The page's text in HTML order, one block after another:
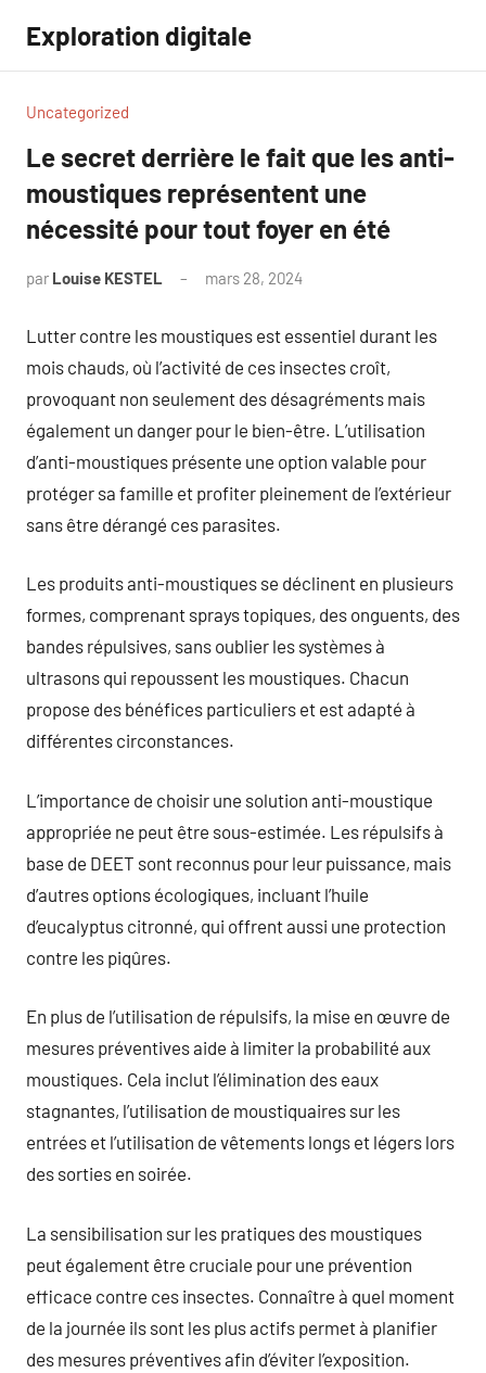
contenu
Exploration digitale
Uncategorized
Le secret derrière le fait que les anti-
moustiques représentent une
nécessité pour tout foyer en été
par Louise KESTEL mars 28, 2024
Lutter contre les moustiques est essentiel durant les
mois chauds, où l’activité de ces insectes croît,
provoquant non seulement des désagréments mais
également un danger pour le bien-être. L’utilisation
d’anti-moustiques présente une option valable pour
protéger sa famille et profiter pleinement de l’extérieur
sans être dérangé ces parasites.
Les produits anti-moustiques se déclinent en plusieurs
formes, comprenant sprays topiques, des onguents, des
bandes répulsives, sans oublier les systèmes à
ultrasons qui repoussent les moustiques. Chacun
propose des bénéfices particuliers et est adapté à
différentes circonstances.
L’importance de choisir une solution anti-moustique
appropriée ne peut être sous-estimée. Les répulsifs à
base de DEET sont reconnus pour leur puissance, mais
d’autres options écologiques, incluant l’huile
d’eucalyptus citronné, qui offrent aussi une protection
contre les piqûres.
En plus de l’utilisation de répulsifs, la mise en œuvre de
mesures préventives aide à limiter la probabilité aux
moustiques. Cela inclut l’élimination des eaux
stagnantes, l’utilisation de moustiquaires sur les
entrées et l’utilisation de vêtements longs et légers lors
des sorties en soirée.
La sensibilisation sur les pratiques des moustiques
peut également être cruciale pour une prévention
efficace contre ces insectes. Connaître à quel moment
de la journée ils sont les plus actifs permet à planifier
des mesures préventives afin d’éviter l’exposition.